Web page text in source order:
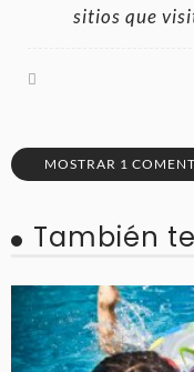
sitios que
MOSTRAR 1
También